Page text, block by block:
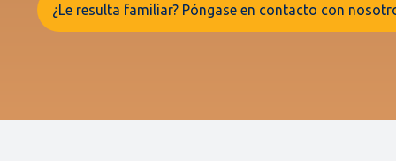
¿Le resulta familiar? Póngase en contacto con